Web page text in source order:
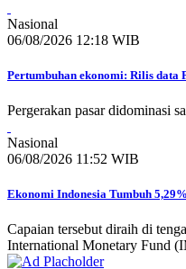
Nasional
06/08/2026 12:18 WIB
Pertumbuhan ekonomi: Rilis data
Pergerakan pasar didominasi
Nasional
06/08/2026 11:52 WIB
Ekonomi Indonesia Tumbuh
Capaian tersebut diraih di
International Monetary Fund